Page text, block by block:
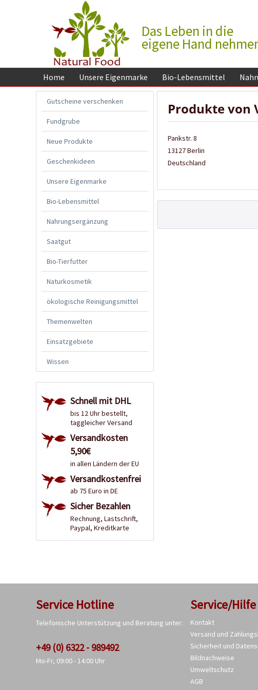
Das Leben in die
eigene Hand
Home Unsere Eigenmarke Bio-Lebensmittel
Gutscheine verschenken
Fundgrube
Neue Produkte
Geschenkideen
Unsere Eigenmarke
Bio-Lebensmittel
Nahrungsergänzung
Saatgut
Bio-Tierfutter
Naturkosmetik
ökologische Reinigungsmittel
Themenwelten
Einsatzgebiete
Wissen
Schnell mit DHL
bis 12 Uhr bestellt,
taggleicher Versand
Versandkosten
5,90€
in allen Ländern der EU
Versandkostenfrei
ab 75 Euro in DE
Sicher Bezahlen
Rechnung, Lastschrift,
Paypal, Kreditkarte
Produkte von
Pankstr. 8
13127 Berlin
Deutschland
Service Hotline
Telefonische Unterstützung und Beratung unter:
+49 (0) 6322 - 989492
Mo-Fr, 09:00 - 14:00 Uhr
Service/Hilfe
Kontakt
Versand und
Sicherheit und
Bildnachweise
Umweltschutz
AGB